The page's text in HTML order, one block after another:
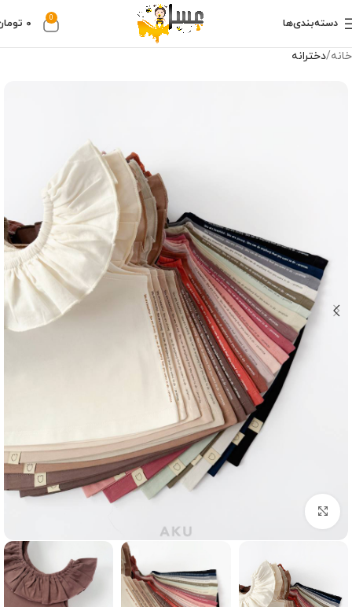
دسته‌بندی‌ها 0 ۰
خانه دخترانه